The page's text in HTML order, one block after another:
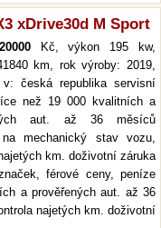
xDrive30d M Sport
Kč, výkon 195 kw,
km, rok výroby: 2019,
v: česká republika servisní
než 19 000 kvalitních a
aut. až 36 měsíců
na mechanický stav vozu,
km. doživotní záruka
férové ceny, peníze
a prověřených aut. až 36
najetých km. doživotní